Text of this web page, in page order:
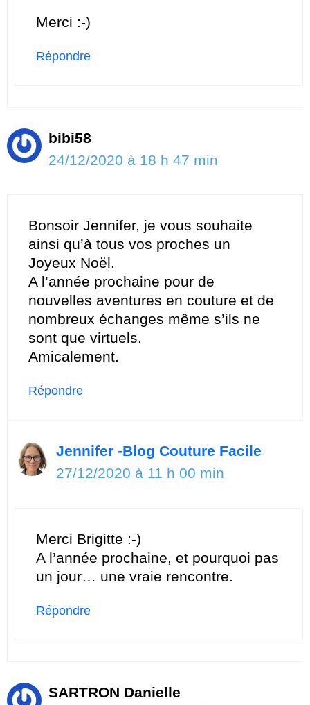
Merci :-)
Répondre
bibi58
24/12/2020 à 18 h 47 min
Bonsoir Jennifer, je vous souhaite
ainsi qu’à tous vos proches un
Joyeux Noël.
A l’année prochaine pour de
nouvelles aventures en couture et de
nombreux échanges même s’ils ne
sont que virtuels.
Amicalement.
Répondre
Jennifer -Blog Couture Facile
27/12/2020 à 11 h 00 min
Merci Brigitte :-)
A l’année prochaine, et pourquoi pas
un jour… une vraie rencontre.
Répondre
SARTRON Danielle